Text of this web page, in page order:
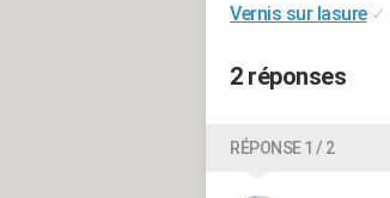
Vernis sur lasure ✓
2 réponses
RÉPONSE 1 / 2